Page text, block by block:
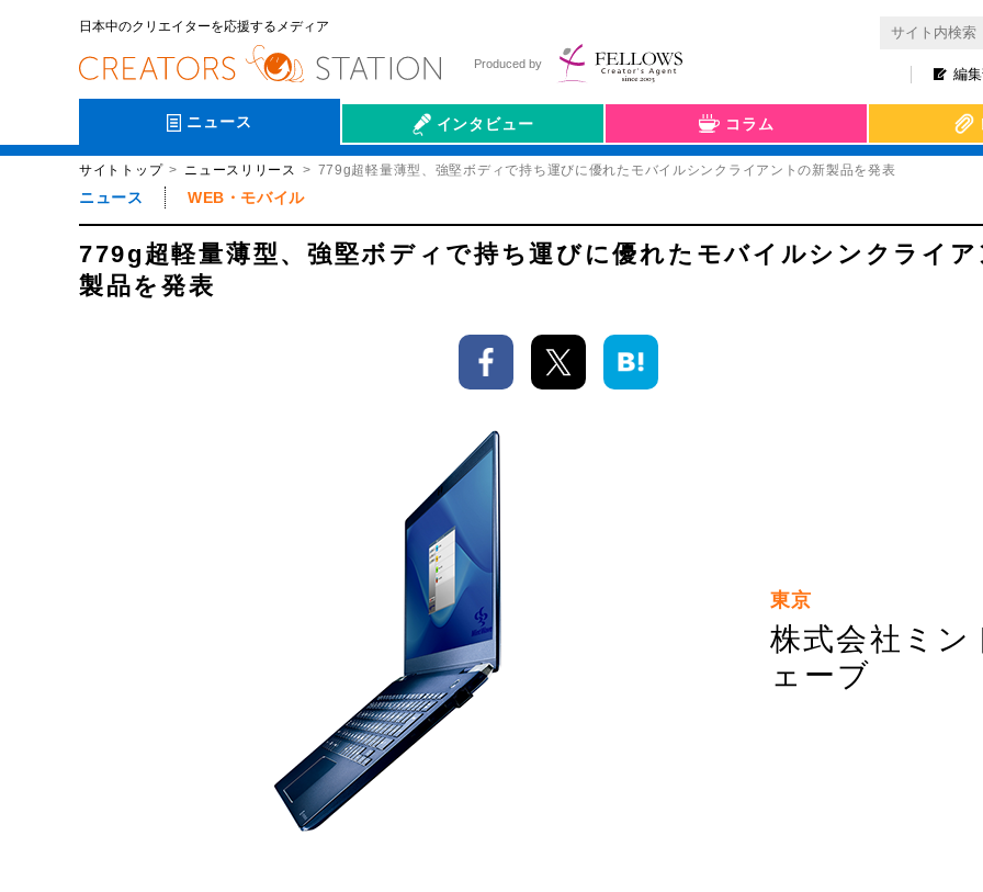
日本中のクリエイターを応援するメディア
編
Produced by
ニュース インタビュー
会社伝
コラム
サイトトップ ニュースリリース 779g超軽量薄型、強堅ボディで持ち運びに優れたモバイルシンクライアントの新製品を発表
ニュース WEB・モバイル
779g超軽量薄型、強堅ボディで持ち運びに優れたモバイルシンクライ
製品を発表
東京
株式会社ミン
ェーブ